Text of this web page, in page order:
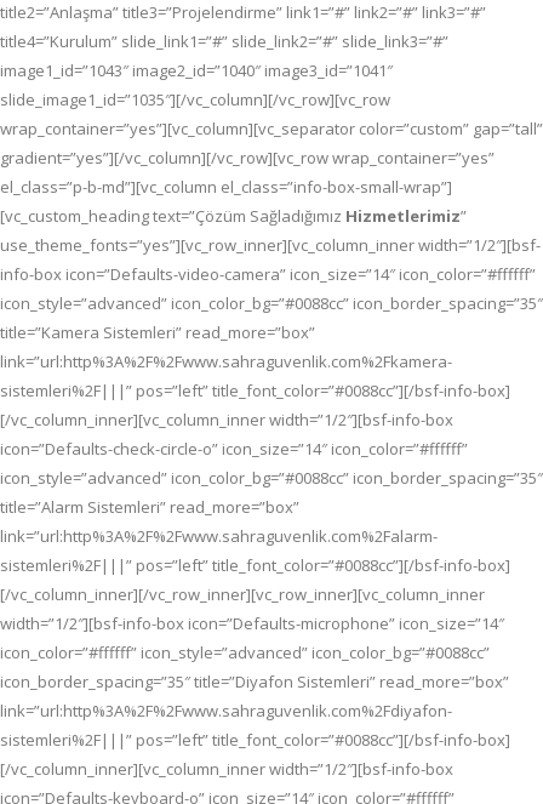
title2=”Anlaşma” title3=”Projelendirme” link1=”#” link2=”#” link3=”#”
title4=”Kurulum” slide_link1=”#” slide_link2=”#” slide_link3=”#”
image1_id=”1043″ image2_id=”1040″ image3_id=”1041″
slide_image1_id=”1035″][/vc_column][/vc_row][vc_row
wrap_container=”yes”][vc_column][vc_separator color=”custom” gap=”tall”
gradient=”yes”][/vc_column][/vc_row][vc_row wrap_container=”yes”
el_class=”p-b-md”][vc_column el_class=”info-box-small-wrap”]
[vc_custom_heading text=”Çözüm Sağladığımız Hizmetlerimiz”
use_theme_fonts=”yes”][vc_row_inner][vc_column_inner width=”1/2″][bsf-
info-box icon=”Defaults-video-camera” icon_size=”14″ icon_color=”#ffffff”
icon_style=”advanced” icon_color_bg=”#0088cc” icon_border_spacing=”35″
title=”Kamera Sistemleri” read_more=”box”
link=”url:http%3A%2F%2Fwww.sahraguvenlik.com%2Fkamera-
sistemleri%2F|||” pos=”left” title_font_color=”#0088cc”][/bsf-info-box]
[/vc_column_inner][vc_column_inner width=”1/2″][bsf-info-box
icon=”Defaults-check-circle-o” icon_size=”14″ icon_color=”#ffffff”
icon_style=”advanced” icon_color_bg=”#0088cc” icon_border_spacing=”35″
title=”Alarm Sistemleri” read_more=”box”
link=”url:http%3A%2F%2Fwww.sahraguvenlik.com%2Falarm-
sistemleri%2F|||” pos=”left” title_font_color=”#0088cc”][/bsf-info-box]
[/vc_column_inner][/vc_row_inner][vc_row_inner][vc_column_inner
width=”1/2″][bsf-info-box icon=”Defaults-microphone” icon_size=”14″
icon_color=”#ffffff” icon_style=”advanced” icon_color_bg=”#0088cc”
icon_border_spacing=”35″ title=”Diyafon Sistemleri” read_more=”box”
link=”url:http%3A%2F%2Fwww.sahraguvenlik.com%2Fdiyafon-
sistemleri%2F|||” pos=”left” title_font_color=”#0088cc”][/bsf-info-box]
[/vc_column_inner][vc_column_inner width=”1/2″][bsf-info-box
icon=”Defaults-keyboard-o” icon_size=”14″ icon_color=”#ffffff”